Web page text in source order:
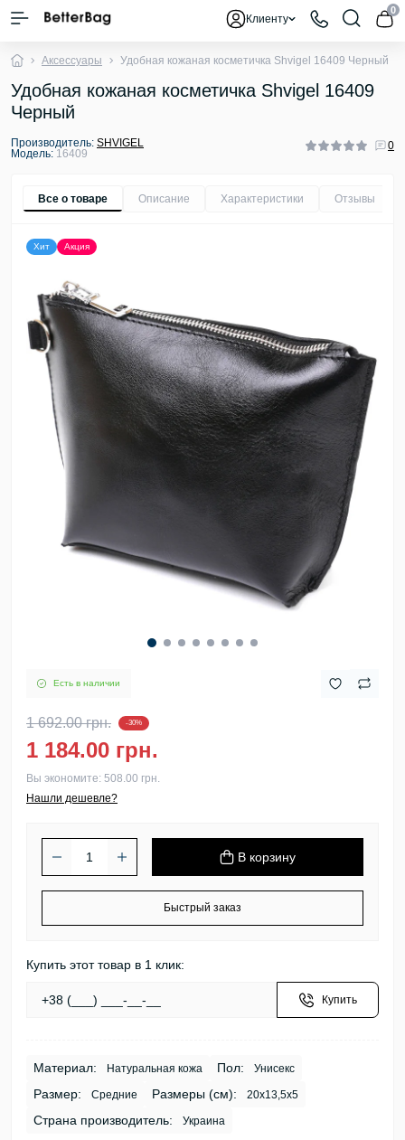
Клиенту
0
Аксессуары Удобная кожаная косметичка Shvigel 16409 Черный
Удобная кожаная косметичка Shvigel 16409
Черный
Производитель: SHVIGEL
Модель: 16409
0
Все о товаре Описание Характеристики Отзывы
Хит Акция
Есть в наличии
1 692.00 грн. -30%
1 184.00 грн.
Вы экономите: 508.00 грн.
Нашли дешевле?
В корзину
Быстрый заказ
Купить этот товар в 1 клик:
Купить
Материал: Натуральная кожа Пол: Унисекс
Размер: Средние Размеры (см): 20х13,5х5
Страна производитель: Украина